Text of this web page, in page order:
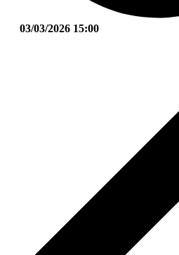
03/03/2026 15:00